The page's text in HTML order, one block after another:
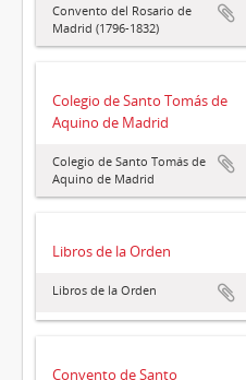
Convento del Rosario de
Madrid (1796-1832)
Colegio de Santo Tomás de
Aquino de Madrid
Colegio de Santo Tomás de
Aquino de Madrid
Libros de la Orden
Libros de la Orden
Convento de Santo